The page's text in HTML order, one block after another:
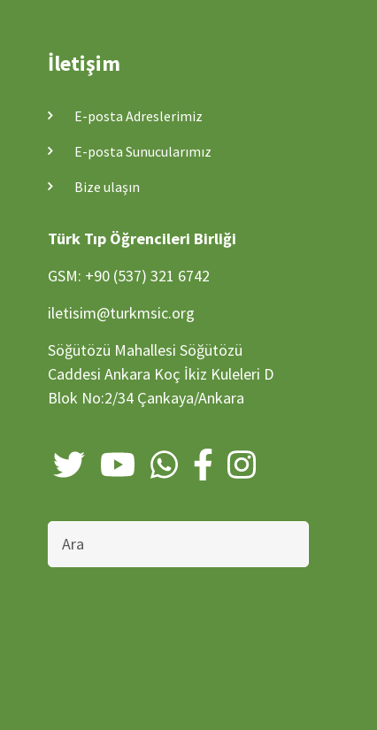
İletişim
E-posta Adreslerimiz
E-posta Sunucularımız
Bize ulaşın
Türk Tıp Öğrencileri Birliği
GSM: +90 (537) 321 6742
iletisim@turkmsic.org
Söğütözü Mahallesi Söğütözü
Caddesi Ankara Koç İkiz Kuleleri D
Blok No:2/34 Çankaya/Ankara
Bu
sitede
ara